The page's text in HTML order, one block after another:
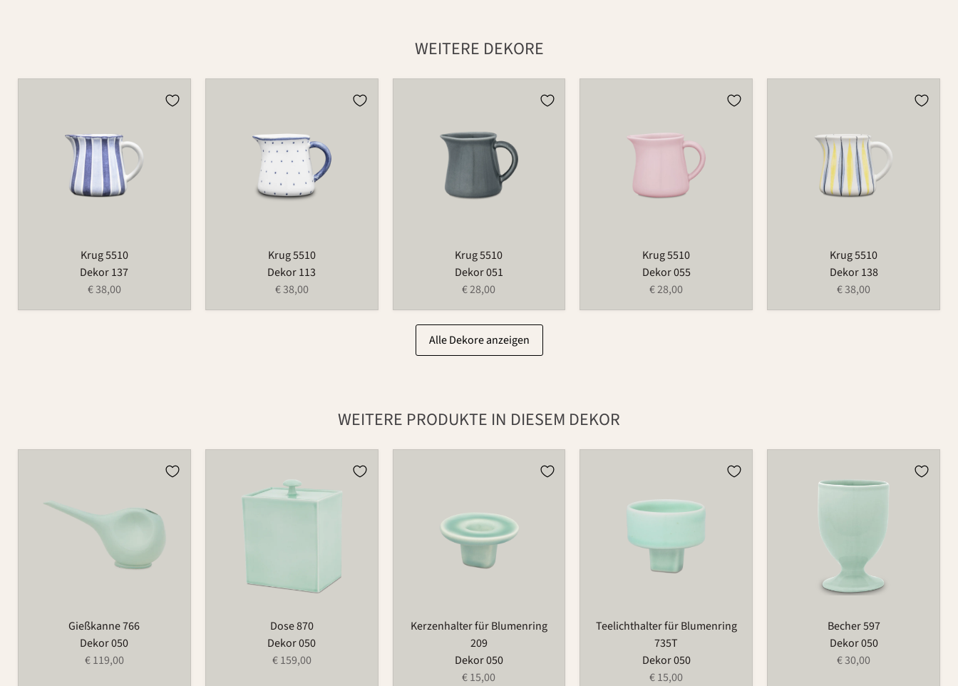
WEITERE DEKORE
Krug 5510
Dekor 137
€ 38,00
Krug 5510
Dekor 113
€ 38,00
Krug 5510
Dekor 051
€ 28,00
Krug 5510
Dekor 055
€ 28,00
Krug 5510
Dekor 138
€ 38,00
Alle Dekore anzeigen
WEITERE PRODUKTE IN DIESEM DEKOR
Gießkanne 766
Dekor 050
€ 119,00
Dose 870
Dekor 050
€ 159,00
Kerzenhalter für Blumenring
209
Dekor 050
€ 15,00
Teelichthalter für Blumenring
735T
Dekor 050
€ 15,00
Becher 597
Dekor 050
€ 30,00